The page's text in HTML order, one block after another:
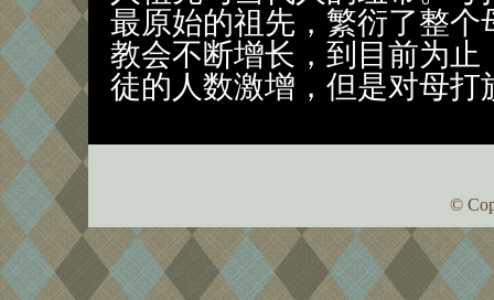
最原始的祖先，繁衍了整
教会不断增长，到目前为
徒的人数激增，但是对母打
©